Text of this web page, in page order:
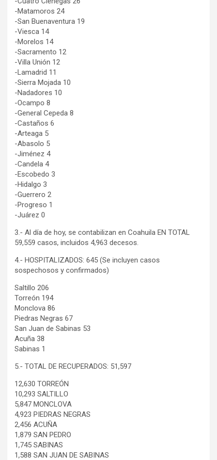
-Matamoros 24
-San Buenaventura 19
-Viesca 14
-Morelos 14
-Sacramento 12
-Villa Unión 12
-Lamadrid 11
-Sierra Mojada 10
-Nadadores 10
-Ocampo 8
-General Cepeda 8
-Castaños 6
-Arteaga 5
-Abasolo 5
-Jiménez 4
-Candela 4
-Escobedo 3
-Hidalgo 3
-Guerrero 2
-Progreso 1
-Juárez 0
3.- Al día de hoy, se contabilizan en Coahuila EN TOTAL
59,559 casos, incluidos 4,963 decesos.
4.- HOSPITALIZADOS: 645 (Se incluyen casos
sospechosos y confirmados)
Saltillo 206
Torreón 194
Monclova 86
Piedras Negras 67
San Juan de Sabinas 53
Acuña 38
Sabinas 1
5.- TOTAL DE RECUPERADOS: 51,597
12,630 TORREÓN
10,293 SALTILLO
5,847 MONCLOVA
4,923 PIEDRAS NEGRAS
2,456 ACUÑA
1,879 SAN PEDRO
1,745 SABINAS
1,588 SAN JUAN DE SABINAS